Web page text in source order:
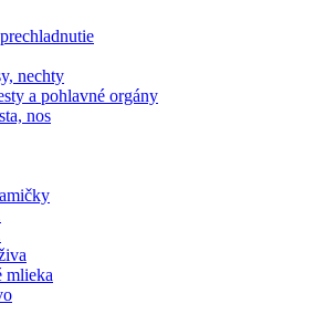
nechty
a pohlavné orgány
nos
mlieka